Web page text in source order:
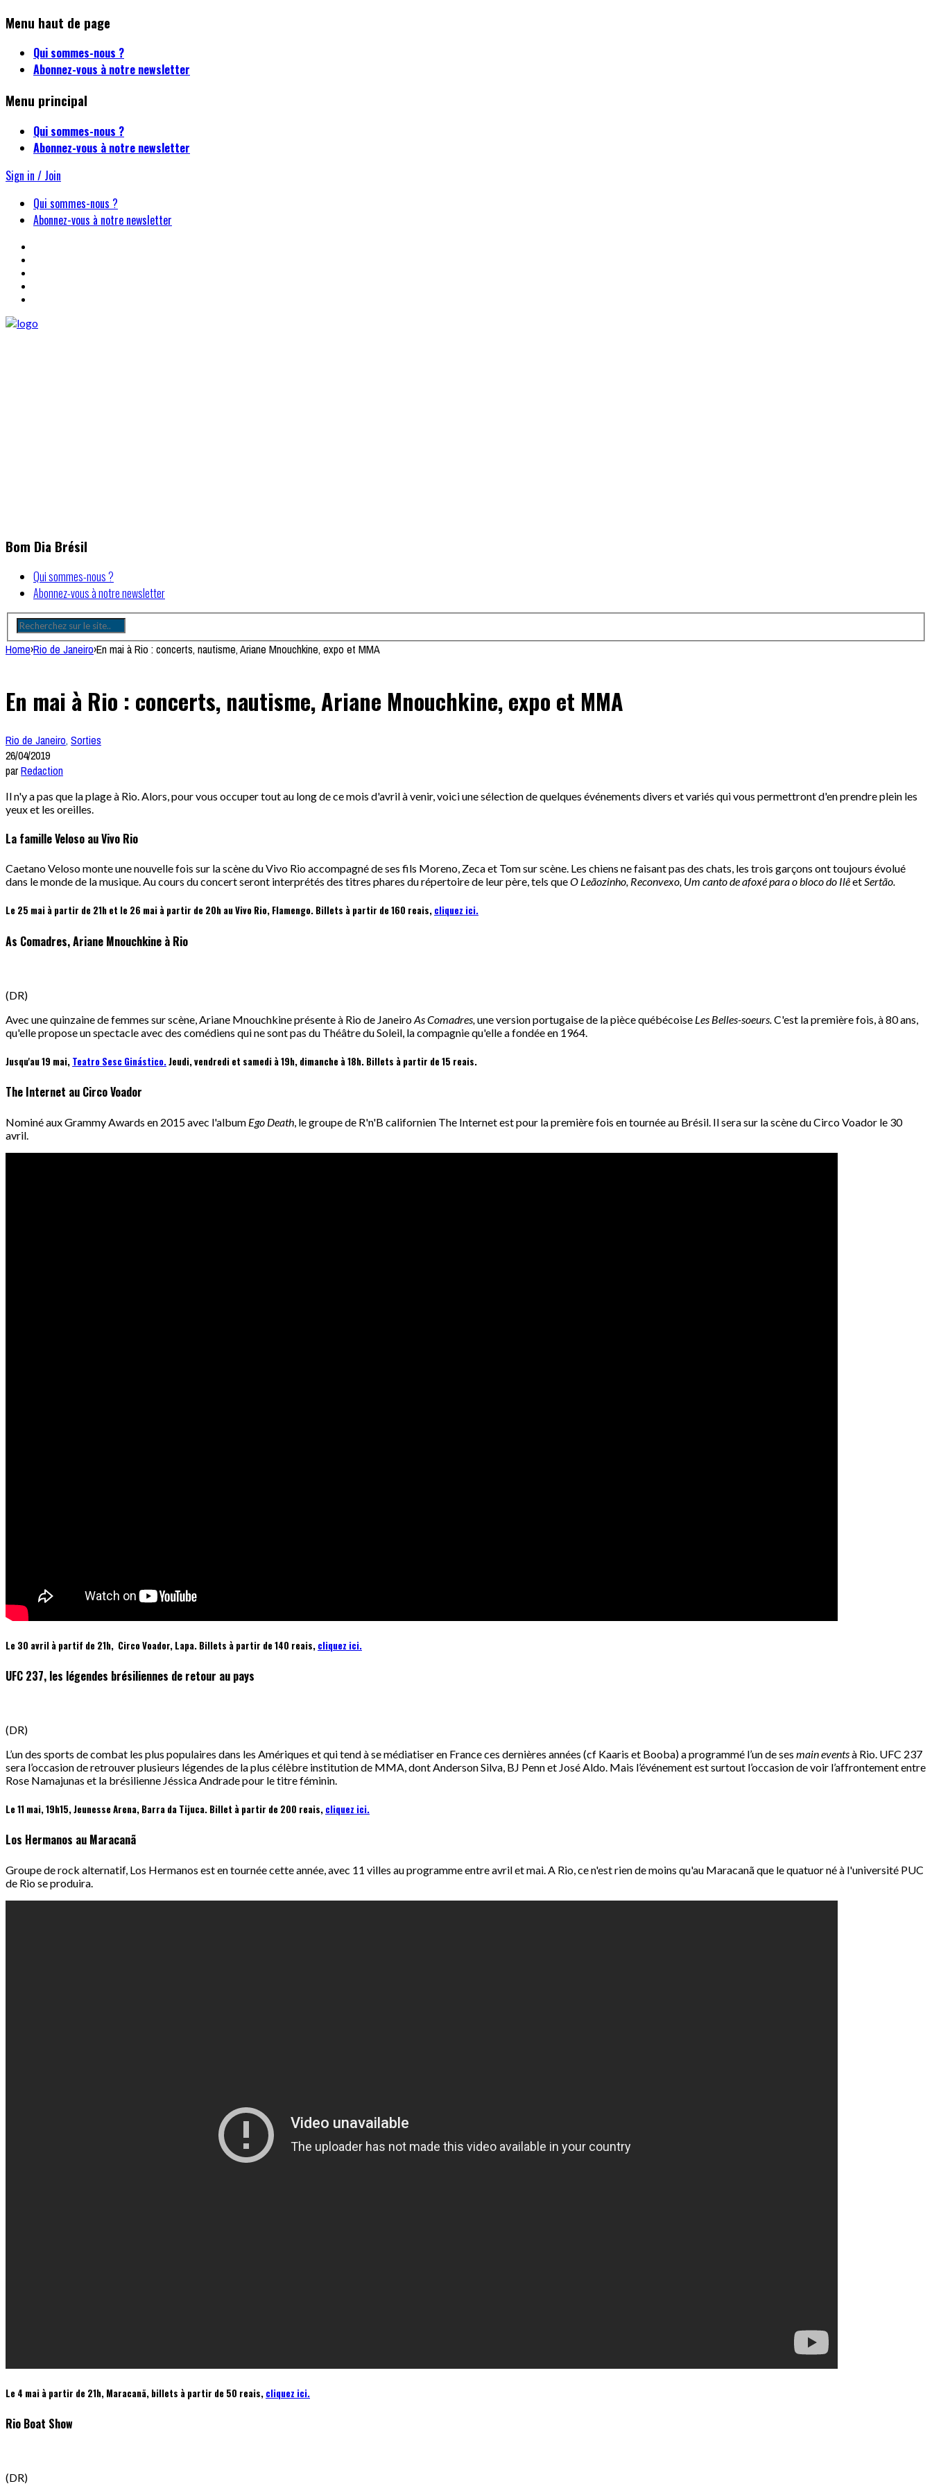
Menu haut de page
Qui sommes-nous ?
Abonnez-vous à notre newsletter
Menu principal
Qui sommes-nous ?
Abonnez-vous à notre newsletter
Sign in / Join
Qui sommes-nous ?
Abonnez-vous à notre newsletter
Bom Dia Brésil
Qui sommes-nous ?
Abonnez-vous à notre newsletter
Home›Rio de Janeiro›En mai à Rio : concerts, nautisme, Ariane Mnouchkine, expo et MMA
En mai à Rio : concerts, nautisme, Ariane Mnouchkine, expo et MMA
Rio de Janeiro, Sorties
26/04/2019
parRedaction
Il n'y a pas que la plage à Rio. Alors, pour vous occuper tout au long de ce mois d'avril à venir, voici une sélection de quelques événements divers et variés qui vous permettront d'en prendre plein les
yeux et les oreilles.
La famille Veloso au Vivo Rio
Caetano Veloso monte une nouvelle fois sur la scène du Vivo Rio accompagné de ses fils Moreno, Zeca et Tom sur scène. Les chiens ne faisant pas des chats, les trois garçons ont toujours évolué
dans le monde de la musique. Au cours du concert seront interprétés des titres phares du répertoire de leur père, tels queO Leãozinho, Reconvexo, Um canto de afoxé para o bloco do IlêetSertão.
Le 25 mai à partir de 21h et le 26 mai à partir de 20h au Vivo Rio, Flamengo. Billets à partir de 160 reais, cliquez ici.
As Comadres, Ariane Mnouchkine à Rio
(DR)
Avec une quinzaine de femmes sur scène, Ariane Mnouchkine présente à Rio de JaneiroAs Comadres,une version portugaise de la pièce québécoise Les Belles-soeurs.C'est la première fois, à 80 ans,
qu'elle propose un spectacle avec des comédiens qui ne sont pas du Théâtre du Soleil, la compagnie qu'elle a fondée en 1964.
Jusqu'au 19 mai, Teatro Sesc Ginástico.Jeudi, vendredi et samedi à 19h, dimanche à 18h. Billets à partir de 15 reais.
The Internet au Circo Voador
Nominé aux Grammy Awards en 2015 avec l'album Ego Death , le groupe de R'n'B californien The Internet est pour la première fois en tournée au Brésil. Il sera sur la scène du Circo Voador le 30
avril.
Le 30 avril à partif de 21h, Circo Voador, Lapa. Billets à partir de 140 reais, cliquez ici.
UFC 237, les légendes brésiliennes de retour au pays
(DR)
L’un des sports de combat les plus populaires dans les Amériques et qui tend à se médiatiser en France ces dernières années (cf Kaaris et Booba) a programmé l’un de ses main eventsà Rio. UFC 237
sera l’occasion de retrouver plusieurs légendes de la plus célèbre institution de MMA, dont Anderson Silva, BJ Penn et José Aldo. Mais l’événement est surtout l’occasion de voir l’affrontement entre
Rose Namajunas et la brésilienne Jéssica Andrade pour le titre féminin.
Le 11 mai, 19h15, Jeunesse Arena, Barra da Tijuca. Billet à partir de 200 reais, cliquez ici.
Los Hermanos au Maracanã
Groupe de rock alternatif, Los Hermanos est en tournée cette année, avec 11 villes au programme entre avril et mai. A Rio, ce n'est rien de moins qu'au Maracanã que le quatuor né à l'université PUC
de Rio se produira.
Le 4 mai à partir de 21h, Maracanã, billets à partir de 50 reais, cliquez ici.
Rio Boat Show
(DR)